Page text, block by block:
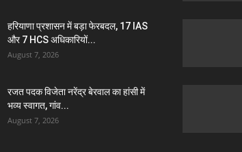
हरियाणा प्रशासन में बड़ा फेरबदल, 17 IAS
और 7 HCS अधिकारियों...
August 7, 2026
रजत पदक विजेता नरेंद्र बेरवाल का हांसी में
भव्य स्वागत, गांव...
August 7, 2026